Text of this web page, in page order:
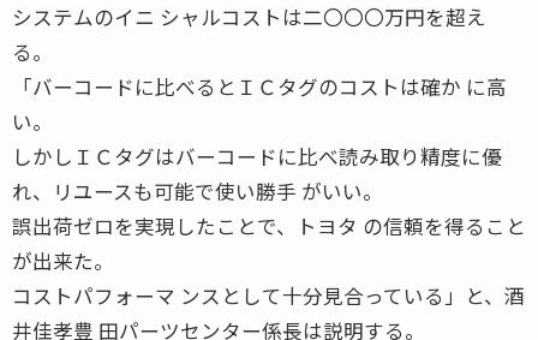
システムのイニ シャルコストは二〇〇〇万円を超え
る。
「バーコードに比べるとＩＣタグのコストは確か に高
い。
しかしＩＣタグはバーコードに比べ読み取り精度に優
れ、リユースも可能で使い勝手 がいい。
誤出荷ゼロを実現したことで、トヨタ の信頼を得ること
が出来た。
コストパフォーマ ンスとして十分見合っている」と、酒
井佳孝豊 田パーツセンター係長は説明する。